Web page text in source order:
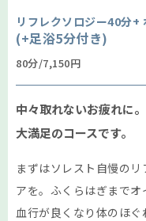
リフレクソロジー40分+
(+足浴5分付き)
80分/7,150円
中々取れないお疲れに。
大満足のコースです。
まずはソレスト自慢の
アを。ふくらはぎまで
血行が良くなり体のほ